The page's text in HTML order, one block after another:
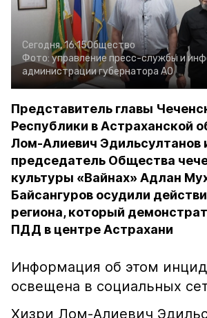
Сегодня, 16:15Общество
Фото: управление пресс-службы и
администрации губернатора АО
Представитель главы
Республики в Астраханской
Лом-Алиевич Эдильсултанов
председатель Общества
культуры «Вайнах» Адлан
Байсангуров осудили
региона, который
ПДД в центре Астрахани
Информация об этом
освещена в социальных
Хизри Лом-Алиевич